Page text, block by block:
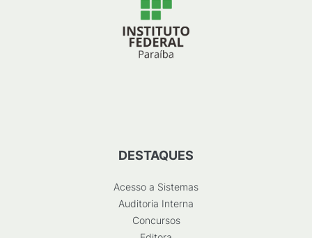
DESTAQUES
Acesso a Sistemas
Auditoria Interna
Concursos